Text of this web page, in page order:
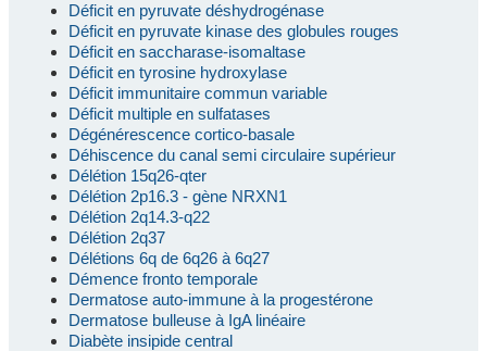
Déficit en pyruvate déshydrogénase
Déficit en pyruvate kinase des globules rouges
Déficit en saccharase-isomaltase
Déficit en tyrosine hydroxylase
Déficit immunitaire commun variable
Déficit multiple en sulfatases
Dégénérescence cortico-basale
Déhiscence du canal semi circulaire supérieur
Délétion 15q26-qter
Délétion 2p16.3 - gène NRXN1
Délétion 2q14.3-q22
Délétion 2q37
Délétions 6q de 6q26 à 6q27
Démence fronto temporale
Dermatose auto-immune à la progestérone
Dermatose bulleuse à IgA linéaire
Diabète insipide central